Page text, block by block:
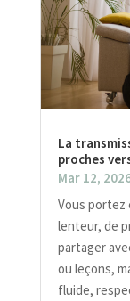
La
proches
Mar 12,
Vous portez
lenteur, de
partager
ou leçons,
fluide,